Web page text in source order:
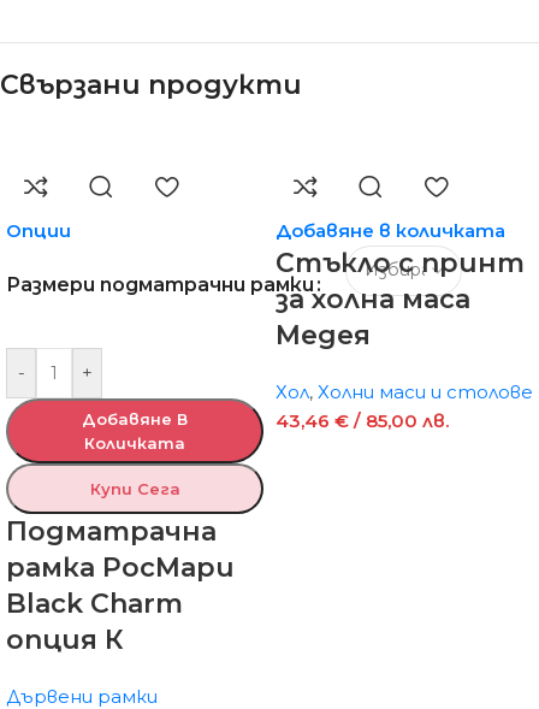
Свързани продукти
Опции
Размери подматрачни рамки
- +
Добавяне В
Количката
Купи Сега
Подматрачна
рамка РосМари
Black Charm
опция К
Дървени рамки
Добавяне в количката
Стъкло с принт
за холна маса
Медея
Хол, Холни маси и столове
43,46 € / 85,00 лв.